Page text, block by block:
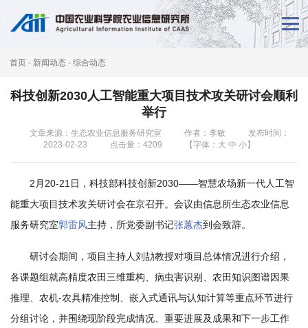
闻
所
科
学
首页 - 新闻动态 - 综合动态
科技创新2030人工智能重大项目技术攻关研讨会顺利
举行
文章来源：生态农业信息服务研究室 作者：李敏
发布时间：
2023-02-23
点击量： 4209 【字体： 大 中 小】
2月20-21日，科技部科技创新2030——智慧农场新一代人工智
能重大项目技术攻关研讨会在京召开。会议由信息所生态农业信息
服务研究室郭雷风主持，所党委副书记张蕙杰到会致辞。
研讨会期间，项目主持人刘劼教授对项目总体情况进行介绍，
各课题组就高精度农田三维重构、病虫害识别、农田知识图谱因果
推理、农机-农具精准控制、嵌入式通讯与认知计算等重点环节进行
分组讨论，并围绕现阶段完成情况、重要进展及成果和下一步工作